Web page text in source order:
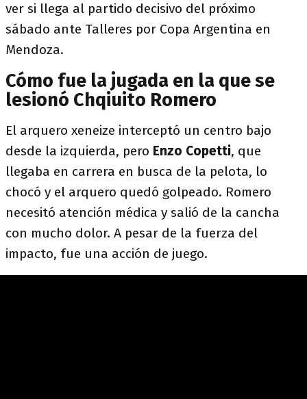
ver si llega al partido decisivo del próximo
sábado ante Talleres por Copa Argentina en
Mendoza.
Cómo fue la jugada en la que se
lesionó Chqiuito Romero
El arquero xeneize interceptó un centro bajo
desde la izquierda, pero Enzo Copetti, que
llegaba en carrera en busca de la pelota, lo
chocó y el arquero quedó golpeado. Romero
necesitó atención médica y salió de la cancha
con mucho dolor. A pesar de la fuerza del
impacto, fue una acción de juego.